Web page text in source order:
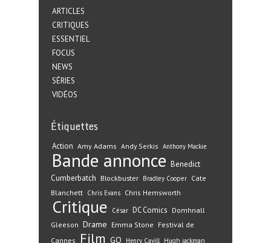
ARTICLES
CRITIQUES
ESSENTIEL
FOCUS
NEWS
SÉRIES
VIDÉOS
Étiquettes
Action Amy Adams Andy Serkis Anthony Mackie
Bande annonce Benedict
Cumberbatch Blockbuster Bradley Cooper Cate
Blanchett Chris Evans Chris Hemsworth
Critique César DC Comics Domhnall
Gleeson Drame Emma Stone Festival de
Cannes
Film GQ Henry Cavill Hugh jackman